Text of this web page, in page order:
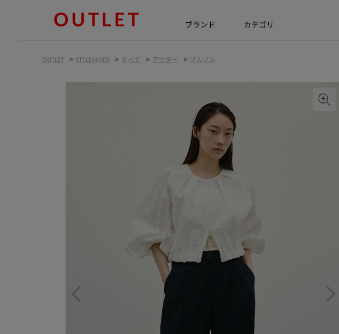
ブランド カテゴリ
OUTLET > STYLEMIXER > すべて > アウター > ブルゾン